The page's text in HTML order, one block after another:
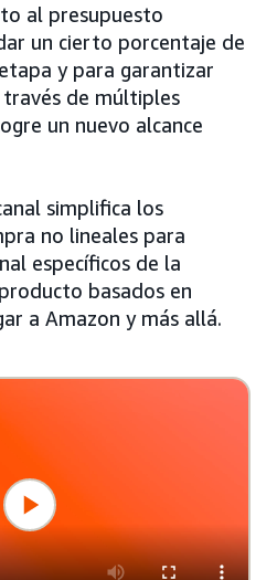
al presupuesto
un cierto porcentaje de
y para garantizar
través de múltiples
un nuevo alcance
simplifica los
no lineales para
específicos de la
basados en
a Amazon y más allá.